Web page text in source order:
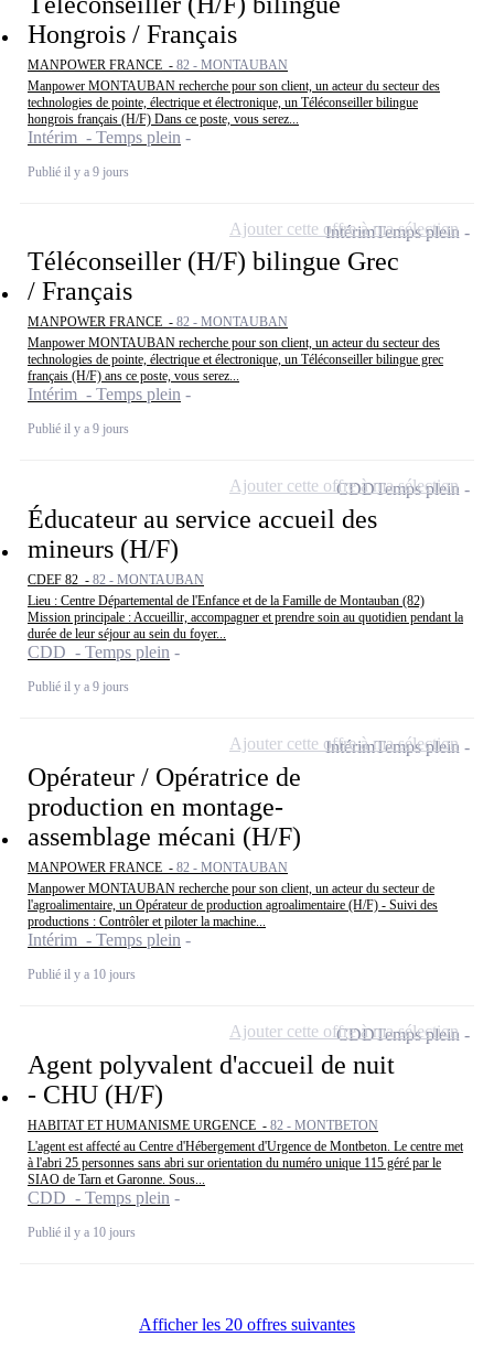
Hongrois / Français
MANPOWER FRANCE - 82 - MONTAUBAN
Manpower MONTAUBAN recherche pour son client, un acteur du secteur des
technologies de pointe, électrique et électronique, un Téléconseiller bilingue
hongrois français (H/F) Dans ce poste, vous serez...
Intérim - Temps plein
Publié il y a 9 jours
Téléconseiller (H/F) bilingue Grec
/ Français
MANPOWER FRANCE - 82 - MONTAUBAN
Manpower MONTAUBAN recherche pour son client, un acteur du secteur des
technologies de pointe, électrique et électronique, un Téléconseiller bilingue grec
français (H/F) ans ce poste, vous serez...
Intérim - Temps plein
Publié il y a 9 jours
IntérimTemps plein
Ajouter cette offre à ma sélection
Éducateur au service accueil des
mineurs (H/F)
CDEF 82 - 82 - MONTAUBAN
Lieu : Centre Départemental de l'Enfance et de la Famille de Montauban (82)
Mission principale : Accueillir, accompagner et prendre soin au quotidien pendant la
durée de leur séjour au sein du foyer...
CDD - Temps plein
Publié il y a 9 jours
CDDTemps plein
Ajouter cette offre à ma sélection
Opérateur / Opératrice de
production en montage-
assemblage mécani (H/F)
MANPOWER FRANCE - 82 - MONTAUBAN
Manpower MONTAUBAN recherche pour son client, un acteur du secteur de
l'agroalimentaire, un Opérateur de production agroalimentaire (H/F) - Suivi des
productions : Contrôler et piloter la machine...
Intérim - Temps plein
Publié il y a 10 jours
IntérimTemps plein
Ajouter cette offre à ma sélection
Agent polyvalent d'accueil de nuit
- CHU (H/F)
HABITAT ET HUMANISME URGENCE - 82 - MONTBETON
L'agent est affecté au Centre d'Hébergement d'Urgence de Montbeton. Le centre met
à l'abri 25 personnes sans abri sur orientation du numéro unique 115 géré par le
SIAO de Tarn et Garonne. Sous...
CDD - Temps plein
Publié il y a 10 jours
CDDTemps plein
Ajouter cette offre à ma sélection
Afficher les 20 offres suivantes